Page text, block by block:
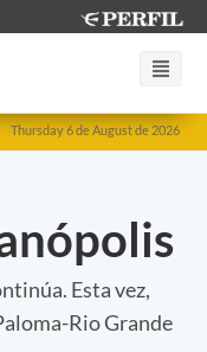
Thursday 6 de August de 2026
Esta vez,
Rio Grande